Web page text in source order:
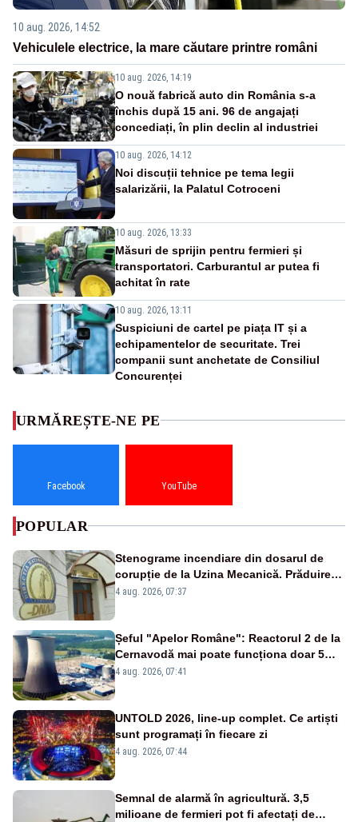
10 aug. 2026, 14:52
Vehiculele electrice, la mare căutare printre români
10 aug. 2026, 14:19
O nouă fabrică auto din România s-a
închis după 15 ani. 96 de angajați
concediați, în plin declin al industriei
10 aug. 2026, 14:12
Noi discuții tehnice pe tema legii
salarizării, la Palatul Cotroceni
10 aug. 2026, 13:33
Măsuri de sprijin pentru fermieri și
transportatori. Carburantul ar putea fi
achitat în rate
10 aug. 2026, 13:11
Suspiciuni de cartel pe piața IT și a
echipamentelor de securitate. Trei
companii sunt anchetate de Consiliul
Concurenței
URMĂREȘTE-NE PE
Facebook YouTube
POPULAR
Stenograme incendiare din dosarul de
corupție de la Uzina Mecanică. Prăduirea
banilor din programul SAFE, interceptată
4 aug. 2026, 07:37
Șeful "Apelor Române": Reactorul 2 de la
Cernavodă mai poate funcționa doar 5
zile
4 aug. 2026, 07:41
UNTOLD 2026, line-up complet. Ce artiști
sunt programați în fiecare zi
4 aug. 2026, 07:44
Semnal de alarmă în agricultură. 3,5
milioane de fermieri pot fi afectați de